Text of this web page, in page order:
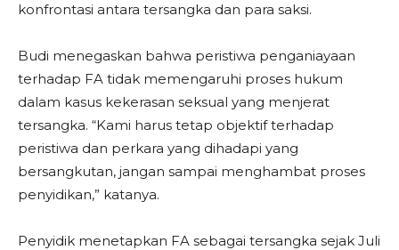
konfrontasi antara tersangka dan para saksi.
Budi menegaskan bahwa peristiwa penganiayaan
terhadap FA tidak memengaruhi proses hukum
dalam kasus kekerasan seksual yang menjerat
tersangka. “Kami harus tetap objektif terhadap
peristiwa dan perkara yang dihadapi yang
bersangkutan, jangan sampai menghambat proses
penyidikan,” katanya.
Penyidik menetapkan FA sebagai tersangka sejak Juli